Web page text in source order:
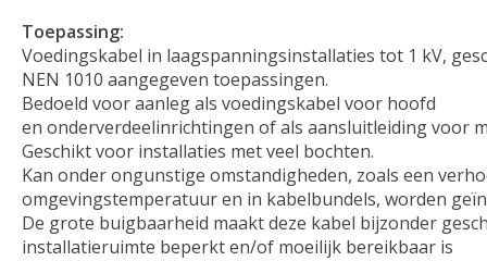
Toepassing:
Voedingskabel in laagspanningsinstallaties tot 1 kV,
NEN 1010 aangegeven toepassingen.
Bedoeld voor aanleg als voedingskabel voor hoofd
en onderverdeelinrichtingen of als aansluitleiding voor
Geschikt voor installaties met veel bochten.
Kan onder ongunstige omstandigheden, zoals een
omgevingstemperatuur en in kabelbundels, worden
De grote buigbaarheid maakt deze kabel bijzonder
installatieruimte beperkt en/of moeilijk bereikbaar is